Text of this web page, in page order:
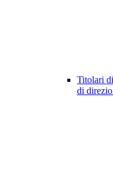
Titolari
di